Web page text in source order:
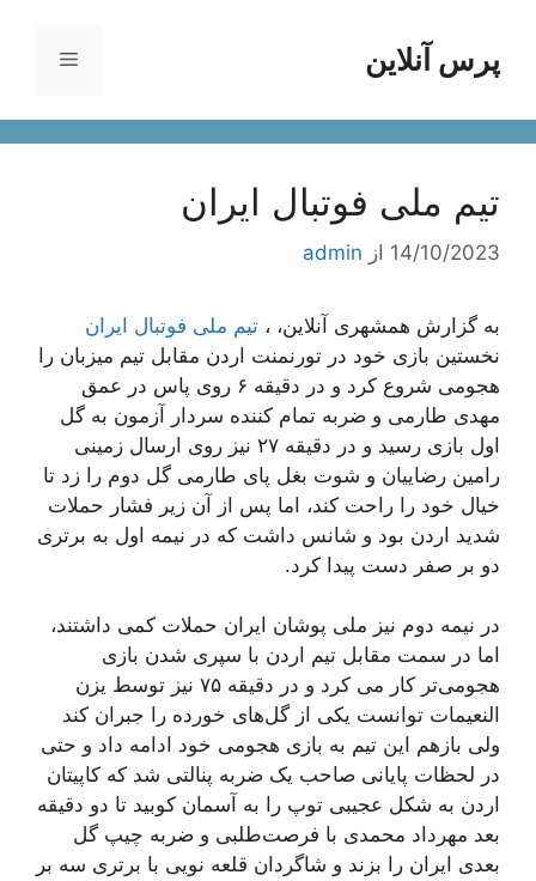
محتواپرس آنلاین فهرست
تیم ملی فوتبال ایران
14/10/2023 از admin
به گزارش همشهری آنلاین، ، تیم ملی فوتبال ایران
نخستین بازی خود در تورنمنت اردن مقابل تیم میزبان را
هجومی شروع کرد و در دقیقه ۶ روی پاس در عمق
مهدی طارمی و ضربه تمام کننده سردار آزمون به گل
اول بازی رسید و در دقیقه ۲۷ نیز روی ارسال زمینی
رامین رضاییان و شوت بغل پای طارمی گل دوم را زد تا
خیال خود را راحت کند، اما پس از آن زیر فشار حملات
شدید اردن بود و شانس داشت که در نیمه اول به برتری
دو بر صفر دست پیدا کرد.
در نیمه دوم نیز ملی پوشان ایران حملات کمی داشتند،
اما در سمت مقابل تیم اردن با سپری شدن بازی
هجومی‌تر کار می کرد و در دقیقه ۷۵ نیز توسط یزن
النعیمات توانست یکی از گل‌های خورده را جبران کند
ولی بازهم این تیم به بازی هجومی خود ادامه داد و حتی
در لحظات پایانی صاحب یک ضربه پنالتی شد که کاپیتان
اردن به شکل عجیبی توپ را به آسمان کوبید تا دو دقیقه
بعد مهرداد محمدی با فرصت‌طلبی و ضربه چیپ گل
بعدی ایران را بزند و شاگردان قلعه نویی با برتری سه بر